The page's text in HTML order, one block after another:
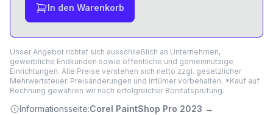
In den Warenkorb
Unser Angebot richtet sich ausschließlich an Unternehmen,
gewerbliche Endkunden sowie öffentliche und gemeinnützige
Einrichtungen. Alle Preise verstehen sich netto zzgl. gesetzlicher
Mehrwertsteuer. Preisänderungen und Irrtümer vorbehalten. *Kauf auf
Rechnung gewähren wir nach erfolgreicher Bonitätsprüfung.
Informationsseite:Corel PaintShop Pro 2023 →